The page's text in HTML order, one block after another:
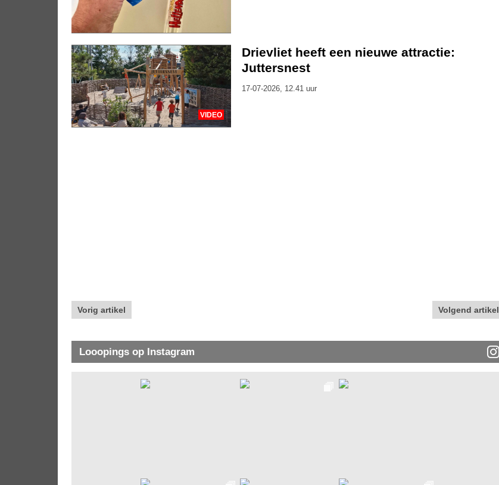
VIDEO
Drievliet heeft een nieuwe attractie:
Juttersnest
17-07-2026, 12.41 uur
Vorig artikel Volgend artikel
Looopings op Instagram